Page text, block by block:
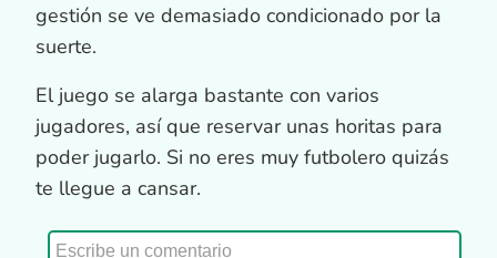
gestión se ve demasiado condicionado por la
suerte.
El juego se alarga bastante con varios
jugadores, así que reservar unas horitas para
poder jugarlo. Si no eres muy futbolero quizás
te llegue a cansar.